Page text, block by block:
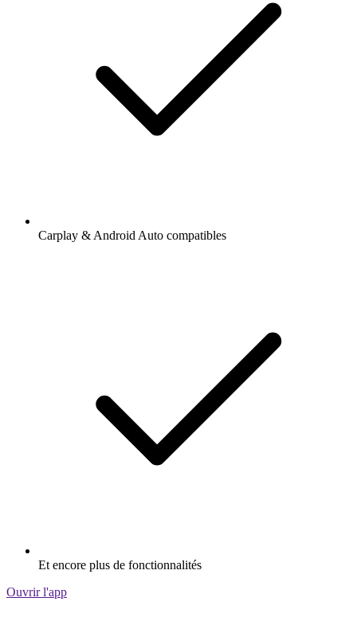
Carplay & Android Auto compatibles
Et encore plus de fonctionnalités
Ouvrir l'app